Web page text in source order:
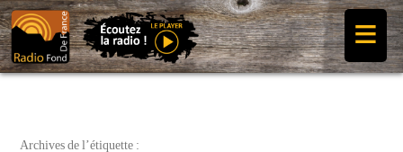
Aller
au
contenu
≡
Archives de l’étiquette :